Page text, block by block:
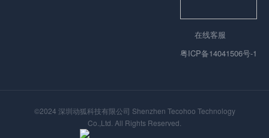
在线客服
粤ICP备14041506号-1
©2024 深圳动狐科技有限公司 Shenzhen Tecohoo Technology
Co.,Ltd. All Rights Reserved.